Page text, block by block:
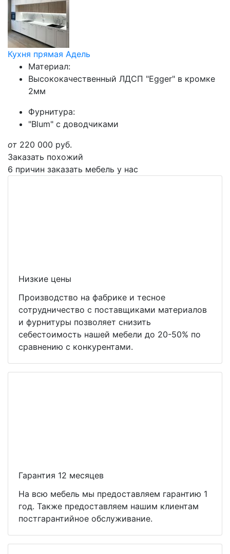
Кухня прямая Адель
Материал:
Высококачественный ЛДСП "Egger" в кромке
2мм
Фурнитура:
"Blum" с доводчиками
от 220 000 руб.
Заказать похожий
6 причин заказать мебель у нас
Низкие цены
Производство на фабрике и тесное
сотрудничество с поставщиками материалов
и фурнитуры позволяет снизить
себестоимость нашей мебели до 20-50% по
сравнению с конкурентами.
Гарантия 12 месяцев
На всю мебель мы предоставляем гарантию 1
год. Также предоставляем нашим клиентам
постгарантийное обслуживание.